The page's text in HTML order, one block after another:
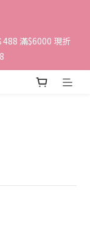
滿$6000 現折